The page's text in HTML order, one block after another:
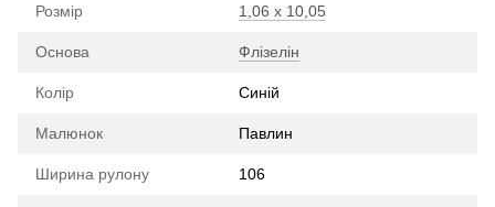
Розмір 1,06 х 10,05
Основа Флізелін
Колір Синій
Малюнок Павлин
Ширина рулону 106